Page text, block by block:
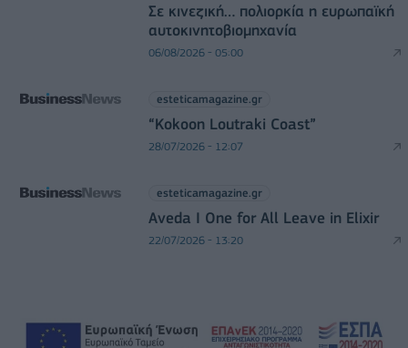
Σε κινεζική… πολιορκία η ευρωπαϊκή
αυτοκινητοβιομηχανία
06/08/2026 - 05:00
esteticamagazine.gr
“Kokoon Loutraki Coast”
28/07/2026 - 12:07
esteticamagazine.gr
Aveda I One for All Leave in Elixir
22/07/2026 - 13:20